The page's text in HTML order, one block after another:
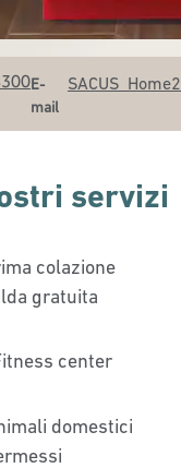
E-
mail
EmailSACUS_Home2
servizi
colazione
gratuita
center
domestici